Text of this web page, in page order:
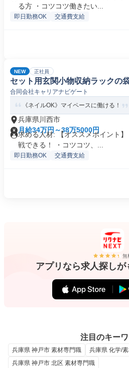
る方 ・コツコツ働きたい...
即日勤務OK 交通費支給
NEW 正社員
セット用玄関小物収納ラックの
合同会社キャリアナビゲート
《ネイルOK》マイペースに働ける！
兵庫県川西市
月給34万円～38万5000円
求める人材: 【オススメポイント
戦できる！ ・コツコツ、...
即日勤務OK 交通費支給
無
アプリなら求人探しが
注目のキー
兵庫県 神戸市 素材専門職
兵庫県 化学/
兵庫県 神戸市 北区 素材専門職